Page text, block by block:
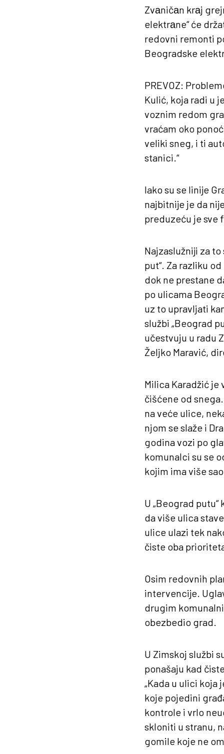
Zvаničаn krаj
elektrаne“ će
redovni remonti
Beogradske
PREVOZ:
Kulić, koja radi u
voznim redom
vraćam oko
veliki sneg, i ti
stanici.“
Iako su se linije
najbitnije je da
preduzeću je sve
Najzaslužniji za
put“. Za razliku
dok ne prestane
po ulicama
uz to upravljati
službi „Beograd
učestvuju u radu
Željko Maravić,
Milica Karadžić je
čišćene od
na veće ulice,
njom se slaže i
godina vozi po
komunalci su se
kojim ima više
U „Beograd
da više ulica
ulice ulazi tek
čiste oba
Osim redovnih
intervencije.
drugim
obezbedio grad.
U Zimskoj službi
ponašaju kad
„Kada u ulici koja
koje pojedini
kontrole i vrlo
skloniti u stranu,
gomile koje ne